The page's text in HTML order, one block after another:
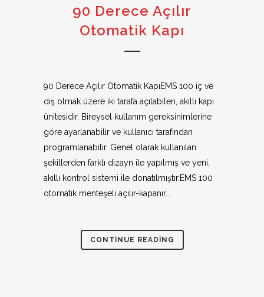
90 Derece Açılır
Otomatik Kapı
90 Derece Açılır Otomatik KapıEMS 100 iç ve
dış olmak üzere iki tarafa açılabilen, akıllı kapı
ünitesidir. Bireysel kullanım gereksinimlerine
göre ayarlanabilir ve kullanıcı tarafından
programlanabilir. Genel olarak kullanılan
şekillerden farklı dizayn ile yapılmış ve yeni,
akıllı kontrol sistemi ile donatılmıştır.EMS 100
otomatik menteşeli açılır-kapanır...
CONTINUE READING